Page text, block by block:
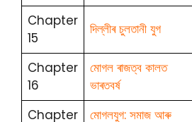
Chapter
15
দিল্লীৰ চুলতানী যুগ
Chapter
16
মোগল ৰাজত্ব কালত
ভাৰতবৰ্ষ
Chapter
মোগলযুগ: সমাজ আৰু